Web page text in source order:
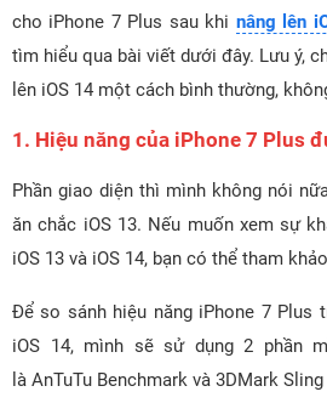
cho iPhone 7 Plus sau khi nâng lên
tìm hiểu qua bài viết dưới đây. Lưu ý,
lên iOS 14 một cách bình thường,
1. Hiệu năng của iPhone 7 Plus
Phần giao diện thì mình không nói
ăn chắc iOS 13. Nếu muốn xem sự
iOS 13 và iOS 14, bạn có thể tham khảo
Để so sánh hiệu năng iPhone 7 Plus
iOS 14, mình sẽ sử dụng 2 phần
là AnTuTu Benchmark và 3DMark